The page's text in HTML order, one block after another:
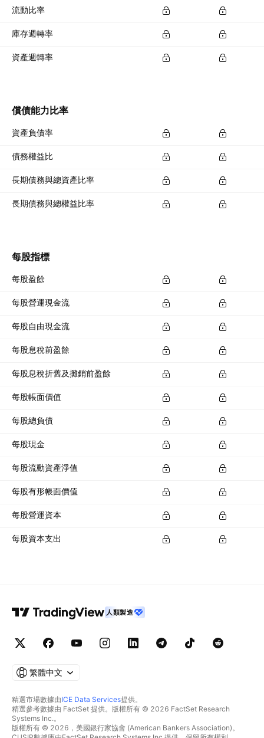
流動比率
庫存週轉率
資產週轉率
償債能力比率
資產負債率
債務權益比
長期債務與總資產比率
長期債務與總權益比率
每股指標
每股盈餘
每股營運現金流
每股自由現金流
每股息稅前盈餘
每股息稅折舊及攤銷前盈餘
每股帳面價值
每股總負債
每股現金
每股流動資產淨值
每股有形帳面價值
每股營運資本
每股資本支出
人類製造
繁體中文
精選市場數據由ICE Data Services提供。
精選參考數據由 FactSet 提供。版權所有 © 2026 FactSet Research
Systems Inc.。
版權所有 © 2026，美國銀行家協會 (American Bankers Association)。